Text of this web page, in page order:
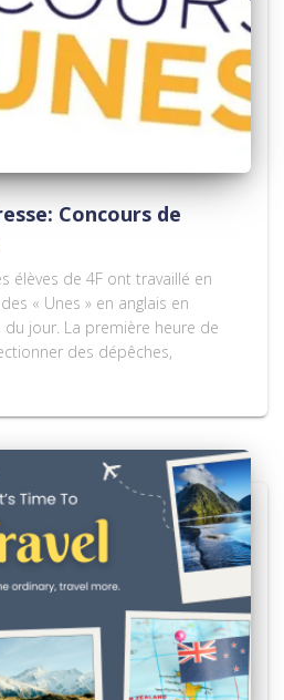
Concours de
élèves de 4F ont travaillé en
« Unes » en anglais en
jour. La première heure de
des dépêches,